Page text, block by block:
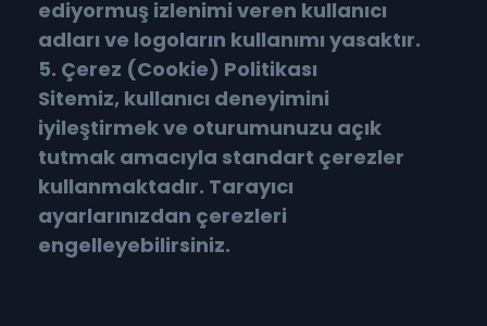
ediyormuş izlenimi veren kullanıcı
adları ve logoların kullanımı yasaktır.
5. Çerez (Cookie) Politikası
Sitemiz, kullanıcı deneyimini
iyileştirmek ve oturumunuzu açık
tutmak amacıyla standart çerezler
kullanmaktadır. Tarayıcı
ayarlarınızdan çerezleri
engelleyebilirsiniz.